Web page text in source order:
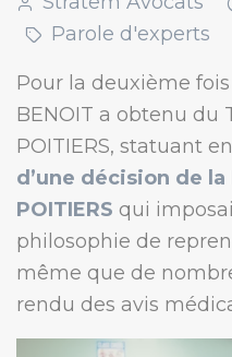
Parole d'experts
Pour la deuxième
BENOIT a obtenu
POITIERS, statuant
d’une décision de
POITIERS qui
philosophie de
même que de
rendu des avis